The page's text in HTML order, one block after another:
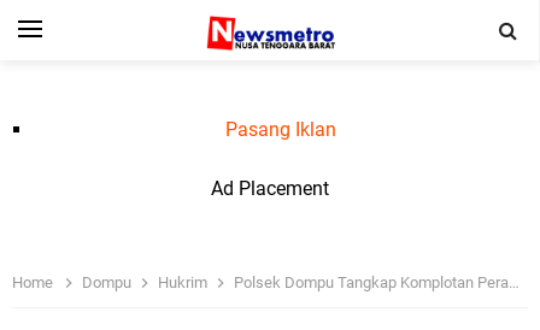
Pasang Iklan
Ad Placement
Home Dompu Hukrim Polsek Dompu Tangkap Komplotan Perampok, 2 Orang Diburu